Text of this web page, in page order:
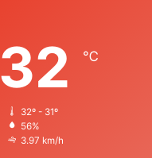
32 ℃
32º - 31º
56%
3.97 km/h